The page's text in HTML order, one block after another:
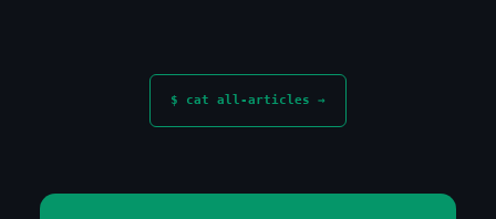
$ cat all-articles →